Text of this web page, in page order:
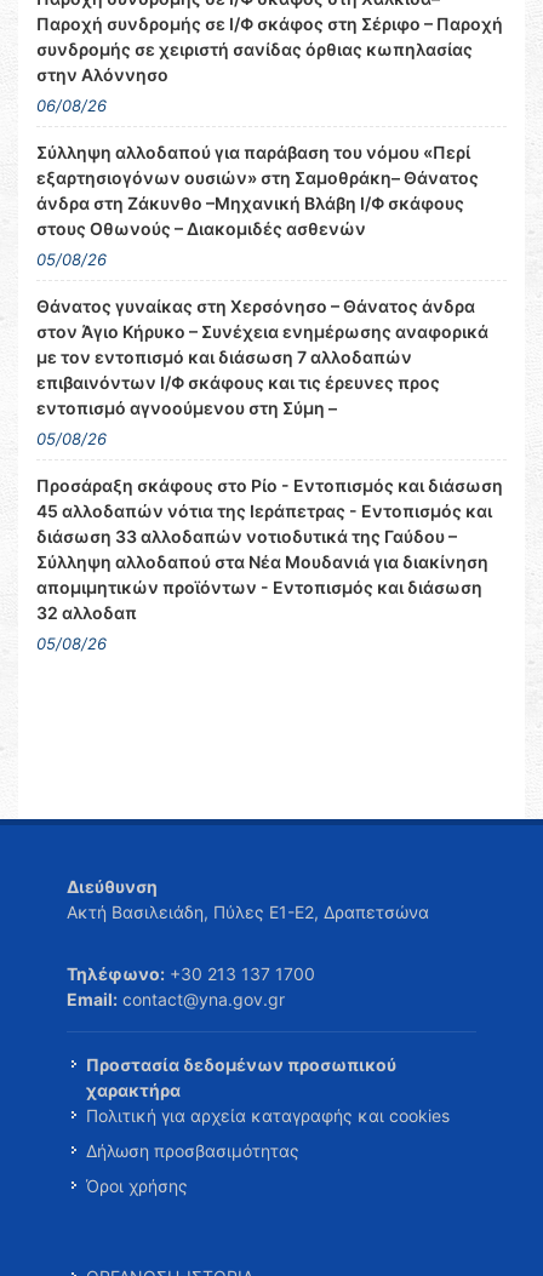
Παροχή συνδρομής σε Ι/Φ σκάφος στη Σέριφο – Παροχή
συνδρομής σε χειριστή σανίδας όρθιας κωπηλασίας
στην Αλόννησο
06/08/26
Σύλληψη αλλοδαπού για παράβαση του νόμου «Περί
εξαρτησιογόνων ουσιών» στη Σαμοθράκη– Θάνατος
άνδρα στη Ζάκυνθο –Μηχανική Βλάβη Ι/Φ σκάφους
στους Οθωνούς – Διακομιδές ασθενών
05/08/26
Θάνατος γυναίκας στη Χερσόνησο – Θάνατος άνδρα
στον Άγιο Κήρυκο – Συνέχεια ενημέρωσης αναφορικά
με τον εντοπισμό και διάσωση 7 αλλοδαπών
επιβαινόντων Ι/Φ σκάφους και τις έρευνες προς
εντοπισμό αγνοούμενου στη Σύμη –
05/08/26
Προσάραξη σκάφους στο Ρίο - Εντοπισμός και διάσωση
45 αλλοδαπών νότια της Ιεράπετρας - Εντοπισμός και
διάσωση 33 αλλοδαπών νοτιοδυτικά της Γαύδου –
Σύλληψη αλλοδαπού στα Νέα Μουδανιά για διακίνηση
απομιμητικών προϊόντων - Εντοπισμός και διάσωση
32 αλλοδαπ
05/08/26
Διεύθυνση
Ακτή Βασιλειάδη, Πύλες Ε1-Ε2, Δραπετσώνα
Τηλέφωνο: +30 213 137 1700
Email: contact@yna.gov.gr
Προστασία δεδομένων προσωπικού
χαρακτήρα
Πολιτική για αρχεία καταγραφής και cookies
Δήλωση προσβασιμότητας
Όροι χρήσης